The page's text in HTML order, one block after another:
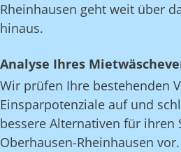
Rheinhausen geht weit über
hinaus.
Analyse Ihres
Wir prüfen Ihre bestehenden
Einsparpotenziale auf und
bessere Alternativen für ihren
Oberhausen-Rheinhausen vor.